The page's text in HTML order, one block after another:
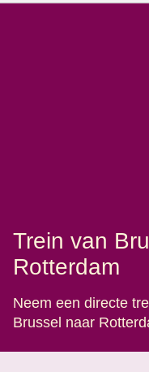
Trein van
Rotterdam
Neem een directe
Brussel naar